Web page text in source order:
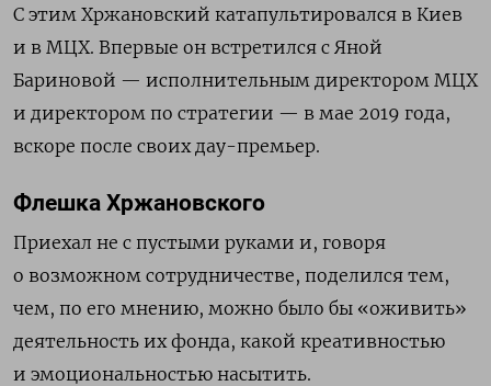
С этим Хржановский катапультировался в Киев
и в МЦХ. Впервые он встретился с Яной
Бариновой — исполнительным директором МЦХ
и директором по стратегии — в мае 2019 года,
вскоре после своих дау-премьер.
Флешка Хржановского
Приехал не с пустыми руками и, говоря
о возможном сотрудничестве, поделился тем,
чем, по его мнению, можно было бы «оживить»
деятельность их фонда, какой креативностью
и эмоциональностью насытить.